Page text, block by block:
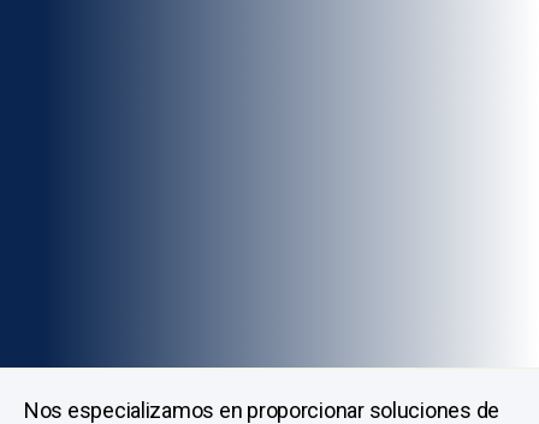
Nos especializamos en proporcionar soluciones de